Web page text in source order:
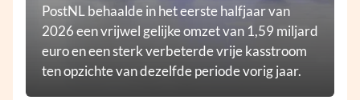
PostNL behaalde in het eerste halfjaar van
2026 een vrijwel gelijke omzet van 1,59 miljard
euro en een sterk verbeterde vrije kasstroom
ten opzichte van dezelfde periode vorig jaar.